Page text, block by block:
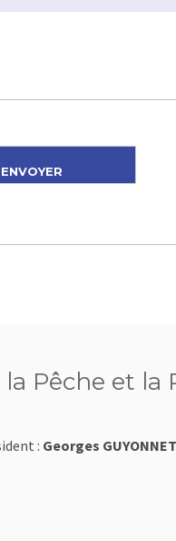
Pêche et la
: Georges GUYONNET